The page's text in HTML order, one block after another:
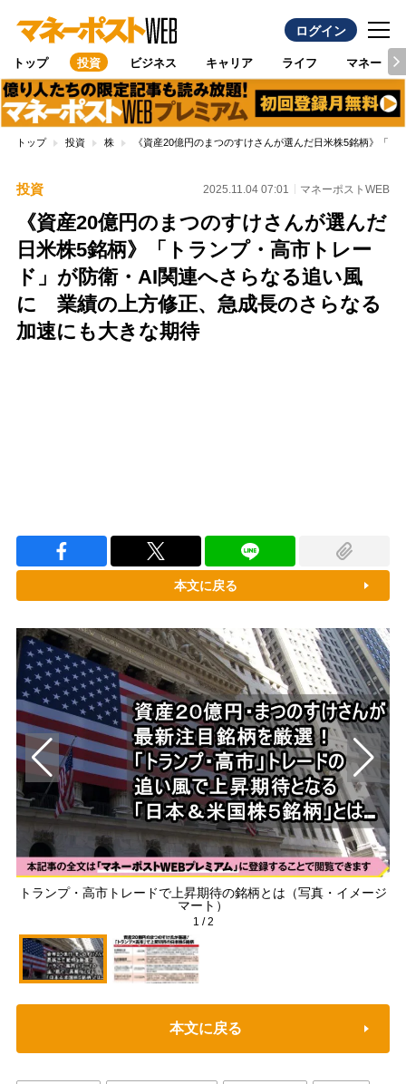
ログイン
トップ 投資 ビジネス キャリア ライフ マネー
トップ 投資 株 《資産20億円のまつのすけさんが選んだ日米株5銘柄》「
投資 2025.11.04 07:01 マネーポストWEB
《資産20億円のまつのすけさんが選んだ
日米株5銘柄》「トランプ・高市トレー
ド」が防衛・AI関連へさらなる追い風
に 業績の上方修正、急成長のさらなる
加速にも大きな期待
本文に戻る
トランプ・高市トレードで上昇期待の銘柄とは（写真・イメージ
マート）
1 /2
本文に戻る